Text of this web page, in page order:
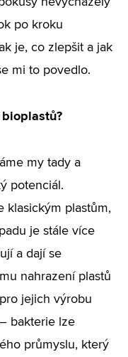
po kroku
je, co zlepšit a jak
mi to povedlo.
my tady a
potenciál.
klasickým plastům,
je stále více
a dají se
nahrazení plastů
jejich výrobu
bakterie lze
průmyslu, který